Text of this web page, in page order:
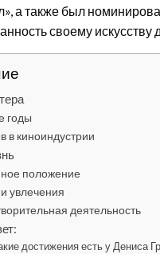
а также был
своему
годы
в киноиндустрии
положение
увлечения
деятельность
достижения есть у Дениса